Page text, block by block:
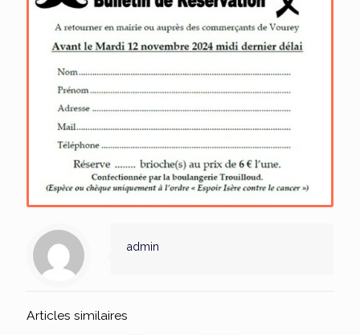
admin
Articles similaires